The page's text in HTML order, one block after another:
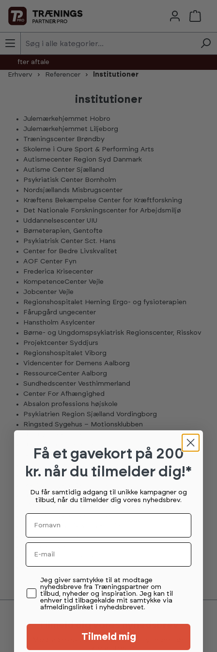
Skip to main content
efter aftale
Erhverv
Referencer Institutioner
institutioner
Julemærkehjemmet Hobro
Julemærkehjemmet Liljeborg
Træningscenter Brøndby
Skolerne i Oure Sport & Performing Arts
Autismecenter Region Syd Danmark
Autisme Center Sjælland
Psykriatisk Center Bornholm
Nordsjællands Misbrugscenter
Kræftens Bekæmpelse Center for Kræftforskning
Det Nationale Forskningscenter for Arbejdsmiljø
Uddannelsescenter UIU
Børneterapien, Gentofte
Psykiatrisk Center Sct. Hans
Center for Bedre Livskvalitet
AOF Center Fyn
Frederica Krisecenter
KompetenceCenter Vejle
Jobcenter Vejle
Regionshospitalet Herning Ergo- og fysioterapien
Fårupgård ungecenter
Hanstholm Asylcenter
Børne- og Ungdomspsykiatrisk Regionscenter, Risskov
Projektcenter Syddjurs
Regionshospitalet Viborg
Videncenter for Demens Aalborg
RessourceCenter Aalborg
Sundhedscenter Vesthimmerland
Center For Afhængighed
Absalon professions højskole
Psykiatrien Region Sjælland Vordingborg
Ringsted Sygehus – Motionsklubben
Ikast-Brande Kommune - Stab og udvikling
Viborg Kommune, Social, Sundhed & Omsorg
Norsk Sekvenstræning, Lokalcenter Solbjerg
Blå Kors Skannerup
Regionspsykiatrien Horsens
Greve gymnastik & Trampolin
Herlev ungdomskole
Sociale udviklingsfond
Herlev ungdomsskole
Idrætsprojektet
Tilmeld dig vores nyhedsbrev
Modtag eksklusive tilbud og få nyheder før
Få et gavekort på 200
kr. når du tilmelder dig!*
Du får samtidig adgang til unikke kampagner og
tilbud, når du tilmelder dig vores nyhedsbrev.
Fornavn
Email
Permission tekst
Jeg giver samtykke til at modtage
nyhedsbreve fra Træningspartner om
tilbud, nyheder og inspiration. Jeg kan til
enhver tid tilbagekalde mit samtykke via
afmeldingslinket i nyhedsbrevet.
Tilmeld mig